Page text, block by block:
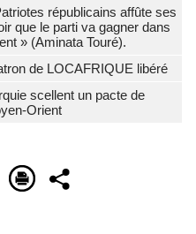
républicains affûte ses
que le parti va gagner dans
» (Aminata Touré).
de LOCAFRIQUE libéré
scellent un pacte de
Orient